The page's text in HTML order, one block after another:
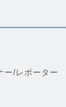
ー/レポーター